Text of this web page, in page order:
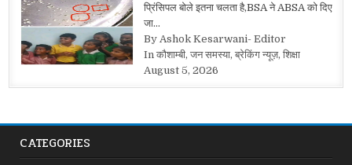
प्रिंसिपल बोले इतना चलता है,BSA ने ABSA को दिए
जा…
By Ashok Kesarwani- Editor
In कौशाम्बी, जन समस्या, ब्रेकिंग न्यूज़, शिक्षा
August 5, 2026
CATEGORIES